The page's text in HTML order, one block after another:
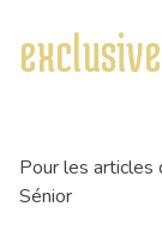
Pour les articles
Sénior
École de
Réservez une